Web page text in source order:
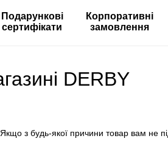
Подарункові
сертифікати
Корпоративні
замовлення
DERBY
з будь-якої причини товар вам не